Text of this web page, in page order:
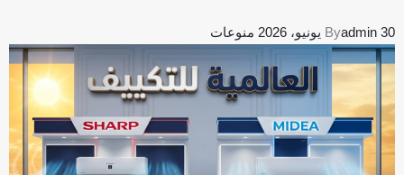
Byadmin 30 يونيو، 2026 منوعات